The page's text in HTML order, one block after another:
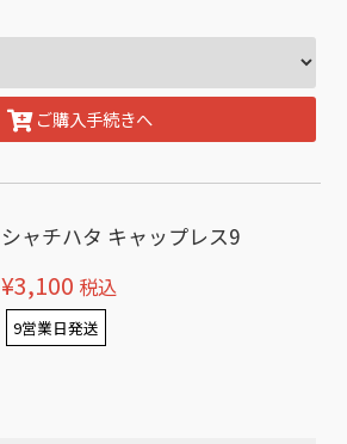
ご購入手続きへ
シャチハタ キャップレス9
¥3,100 税込
9営業日発送